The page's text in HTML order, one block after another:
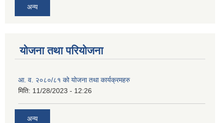
अन्य
योजना तथा परियोजना
आ. व. २०८०/८१ को योजना तथा कार्यक्रमहरु
मिति: 11/28/2023 - 12:26
अन्य